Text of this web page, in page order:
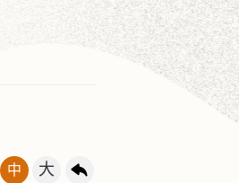
中 大